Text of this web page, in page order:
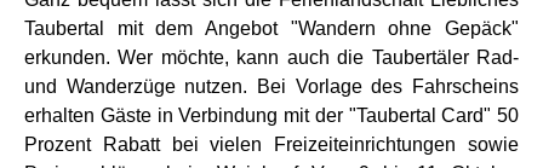
Taubertal mit dem Angebot "Wandern ohne Gepäck"
erkunden. Wer möchte, kann auch die Taubertäler Rad-
und Wanderzüge nutzen. Bei Vorlage des Fahrscheins
erhalten Gäste in Verbindung mit der "Taubertal Card" 50
Prozent Rabatt bei vielen Freizeiteinrichtungen sowie